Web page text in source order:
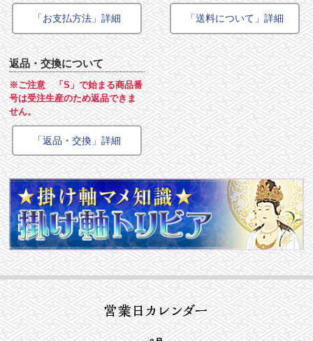
「お支払方法」詳細 「送料について」詳細
返品・交換について
※ご注意 「S」で始まる商品番
号は受注生産のため返品できま
せん。
「返品・交換」詳細